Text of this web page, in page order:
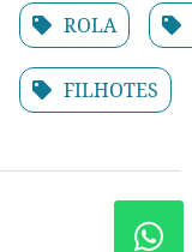
ROLA
FILHOTES